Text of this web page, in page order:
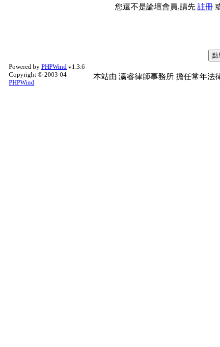
您還不是論壇會員,請先 註冊
Powered by PHPWind v1.3.6
Copyright © 2003-04
PHPWind
本站由 瀛睿律師事務所 擔任常年法